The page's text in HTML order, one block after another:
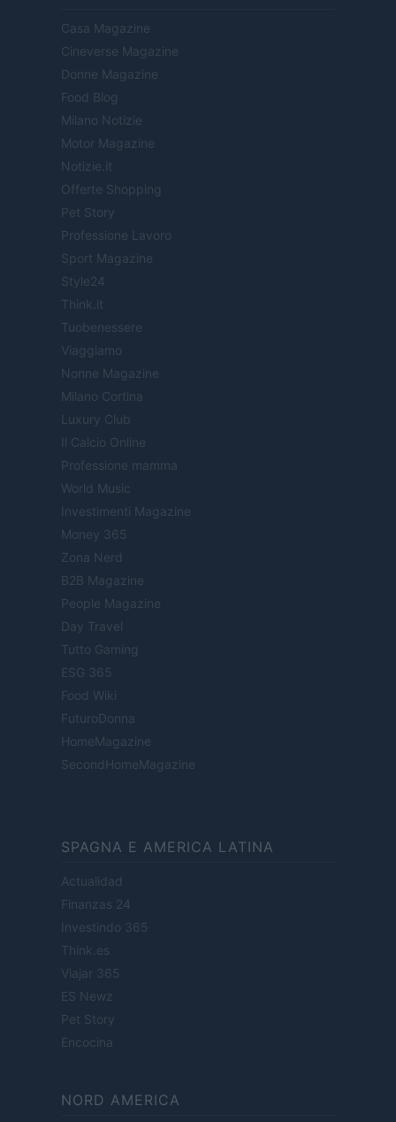
Casa Magazine
Cineverse Magazine
Donne Magazine
Food Blog
Milano Notizie
Motor Magazine
Notizie.it
Offerte Shopping
Pet Story
Professione Lavoro
Sport Magazine
Style24
Think.it
Tuobenessere
Viaggiamo
Nonne Magazine
Milano Cortina
Luxury Club
Il Calcio Online
Professione mamma
World Music
Investimenti Magazine
Money 365
Zona Nerd
B2B Magazine
People Magazine
Day Travel
Tutto Gaming
ESG 365
Food Wiki
FuturoDonna
HomeMagazine
SecondHomeMagazine
SPAGNA E AMERICA LATINA
Actualidad
Finanzas 24
Investindo 365
Think.es
Viajar 365
ES Newz
Pet Story
Encocina
NORD AMERICA